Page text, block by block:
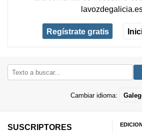
Regístrate gratis
Cambiar idioma:
SUSCRIPTORES